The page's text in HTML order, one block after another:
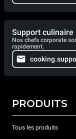
Support culinaire
Nos chefs corporate
rapidement.
PRODUITS
Tous les produits